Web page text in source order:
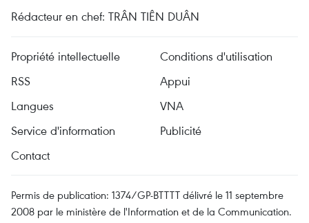
Rédacteur en chef: TRÂN TIÊN DUÂN
Propriété intellectuelle
Conditions d'utilisation
RSS
Appui
Langues
VNA
Service d'information
Publicité
Contact
Permis de publication: 1374/GP-BTTTT délivré le 11 septembre
2008 par le ministère de l'Information et de la Communication.